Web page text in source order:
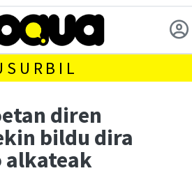
diren
bildu dira
alkateak